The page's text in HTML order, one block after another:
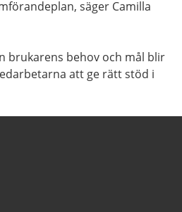
säger Camilla
brukarens behov och mål blir
att ge rätt stöd i